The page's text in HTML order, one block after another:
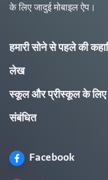
के लिए जादुई मोबाइल ऐप।
हमारी सोने से पहले की
लेख
स्कूल और प्रीस्कूल के लिए
संबंधित
Facebook